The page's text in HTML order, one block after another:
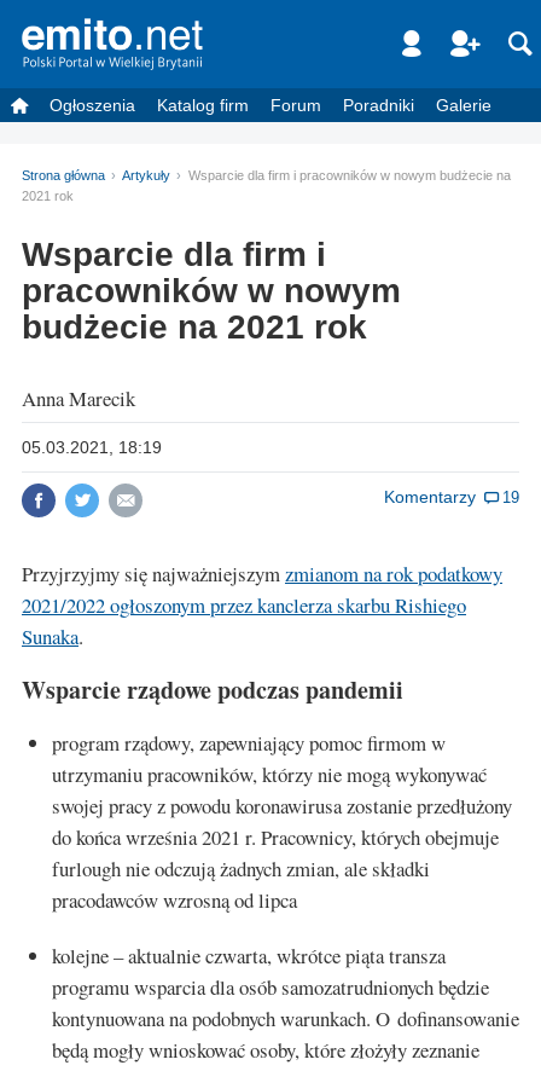
Ogłoszenia Katalog firm Forum Poradniki Galerie
Strona główna Artykuły
Wsparcie dla firm i pracowników w nowym budżecie na
2021 rok
Wsparcie dla firm i
pracowników w nowym
budżecie na 2021 rok
Anna Marecik
05.03.2021, 18:19
Komentarzy 19
Przyjrzyjmy się najważniejszymzmianom na rok podatkowy
2021/2022 ogłoszonym przez kanclerza skarbu Rishiego
Sunaka.
Wsparcie rządowe podczas pandemii
program rządowy, zapewniający pomoc firmom w
utrzymaniu pracowników, którzy nie mogą wykonywać
swojej pracy z powodu koronawirusa zostanie przedłużony
do końca września 2021 r. Pracownicy, których obejmuje
furlough nie odczują żadnych zmian, ale składki
pracodawców wzrosną od lipca
kolejne – aktualnie czwarta, wkrótce piąta transza
programu wsparcia dla osób samozatrudnionych będzie
kontynuowana na podobnych warunkach. O dofinansowanie
będą mogły wnioskować osoby, które złożyły zeznanie